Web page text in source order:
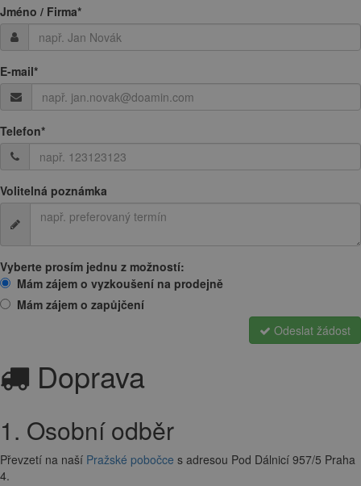
Jméno / Firma*
E-mail*
Telefon*
Volitelná poznámka
Vyberte prosím jednu z možností:
Mám zájem o vyzkoušení na prodejně
Mám zájem o zapůjčení
Odeslat žádost
Doprava
1. Osobní odběr
Převzetí na naší Pražské pobočce s adresou Pod Dálnicí 957/5 Praha
4.